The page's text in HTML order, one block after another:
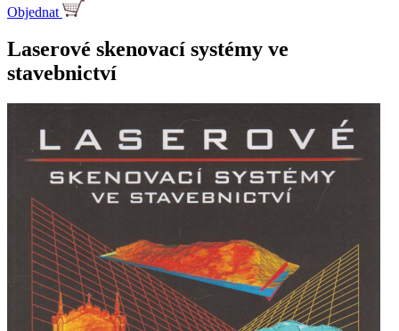
Objednat
Laserové skenovací systémy ve
stavebnictví